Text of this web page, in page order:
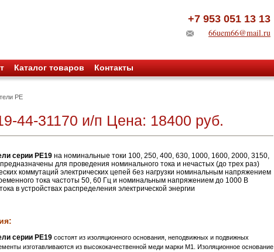
+7 953 051 13 13
66uem66@mail.ru
Каталог товаров Контакты
РЕ
44-31170 и/п Цена: 18400 руб.
серии РЕ19 на номинальные токи 100, 250, 400, 630, 1000, 1600, 2000, 3150,
для проведения номинального тока и нечастых (до трех раз)
коммутаций электрических цепей без нагрузки номинальным напряжением
тока частоты 50, 60 Гц и номинальным напряжением до 1000 В
в устройствах распределения электрической энергии
серии РЕ19 состоят из изоляционного основания, неподвижных и подвижных
изготавливаются из высококачественной меди марки М1. Изоляционное основание